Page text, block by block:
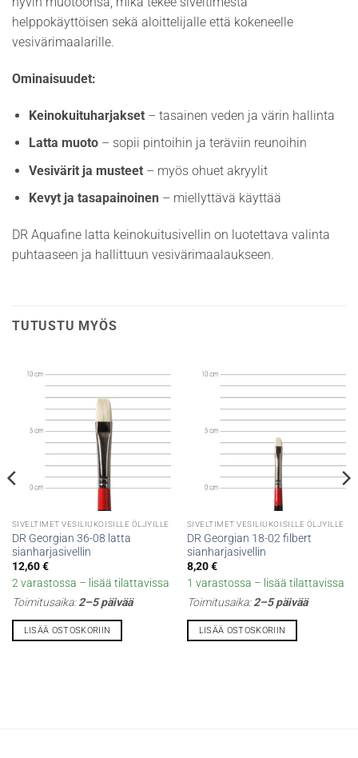
helppokäyttöisen sekä aloittelijalle että kokeneelle
vesivärimaalarille.
Ominaisuudet:
Keinokuituharjakset– tasainen veden ja värin hallinta
Latta muoto– sopii pintoihin ja teräviin reunoihin
Vesivärit ja musteet– myös ohuet akryylit
Kevyt ja tasapainoinen – miellyttävä käyttää
DR Aquafine latta keinokuitusivellin on luotettava valinta
puhtaaseen ja hallittuun vesivärimaalaukseen.
TUTUSTU MYÖS
SIVELTIMET VESILIUKOISILLE ÖLJYILLE
DR Georgian 36-08 latta
sianharjasivellin
12,60€
2 varastossa – lisää tilattavissa
Toimitusaika:2–5 päivää
LISÄÄ OSTOSKORIIN
SIVELTIMET VESILIUKOISILLE ÖLJYILLE
DR Georgian 18-02 filbert
sianharjasivellin
8,20€
1 varastossa – lisää tilattavissa
Toimitusaika:2–5 päivää
LISÄÄ OSTOSKORIIN